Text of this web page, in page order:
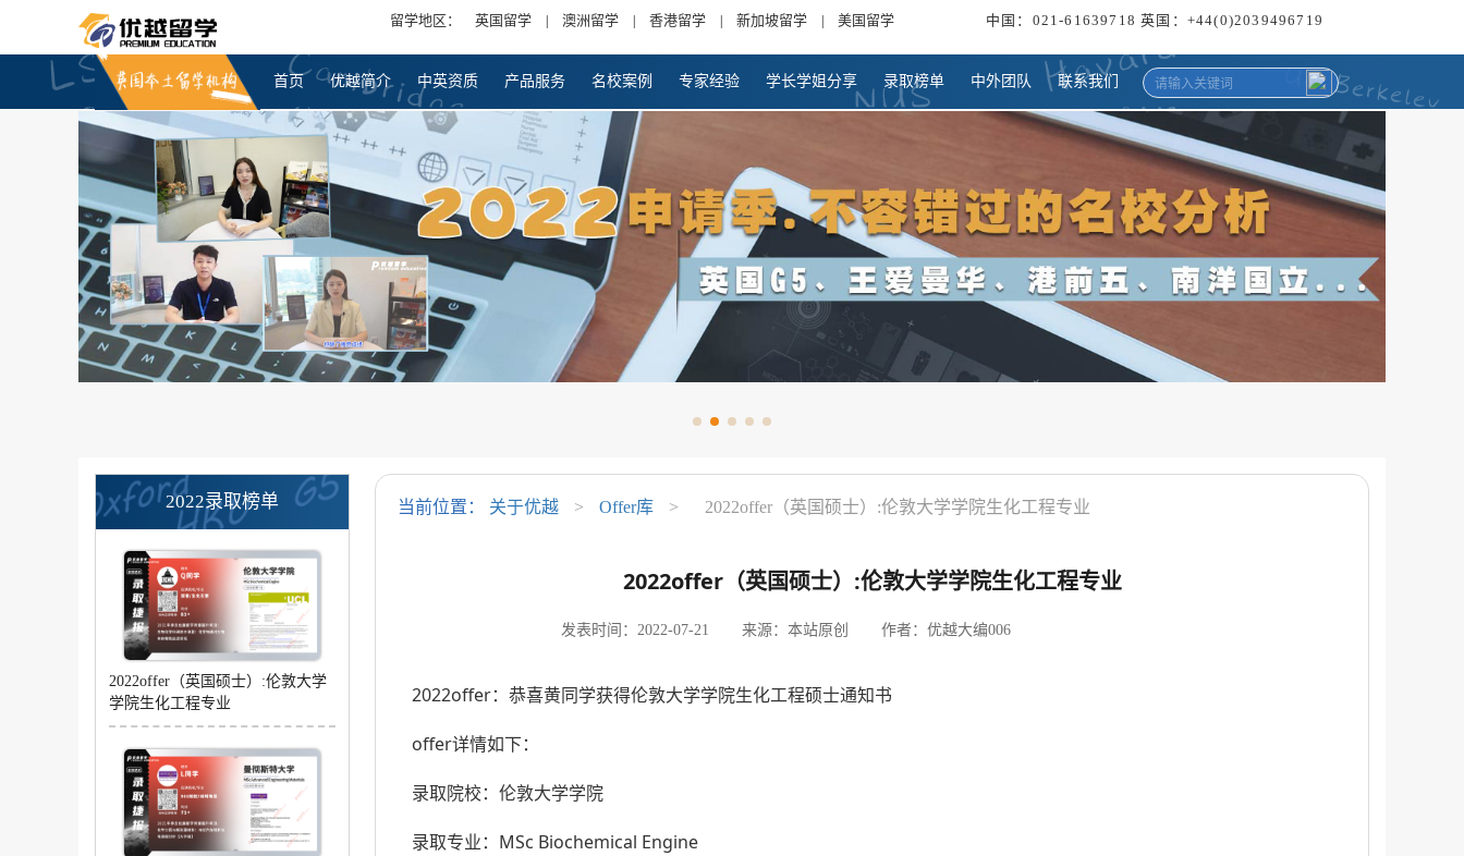
留学地区： 英国留学 澳洲留学 香港留学 新加坡留学 美国留学 中国：021-61639718 英国：+44(0)2039496719
首页 优越简介 中英资质 产品服务 名校案例 专家经验 学长学姐分享 录取榜单 中外团队 联系我们
2022录取榜单
2022offer（英国硕士）:伦敦大学
学院生化工程专业
当前位置： 关于优越 > Offer库 > 2022offer（英国硕士）:伦敦大学学院生化工程专业
2022offer（英国硕士）:伦敦大学学院生化工程专业
发表时间：2022-07-21 来源：本站原创 作者：优越大编006
2022offer：恭喜黄同学获得伦敦大学学院生化工程硕士通知书
offer详情如下：
录取院校：伦敦大学学院
录取专业：MSc Biochemical Engine